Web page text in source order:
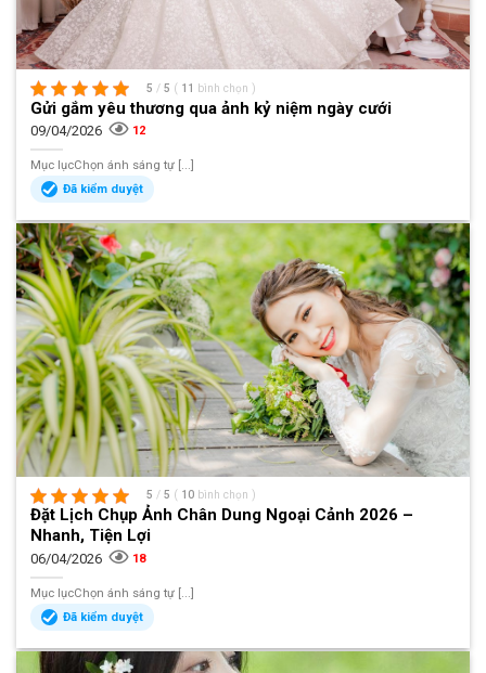
5 / 5 ( 11 bình chọn )
Gửi gắm yêu thương qua ảnh kỷ niệm ngày cưới
09/04/2026 12
Mục lụcChọn ánh sáng tự [...]
Đã kiểm duyệt
5 / 5 ( 10 bình chọn )
Đặt Lịch Chụp Ảnh Chân Dung Ngoại Cảnh 2026 –
Nhanh, Tiện Lợi
06/04/2026 18
Mục lụcChọn ánh sáng tự [...]
Đã kiểm duyệt